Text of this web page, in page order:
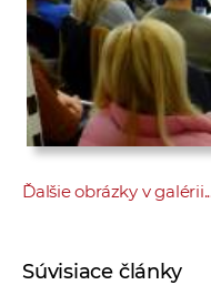
Ďalšie obrázky v
Súvisiace články